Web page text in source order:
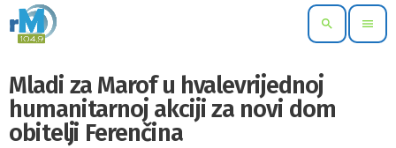
search menu
Mladi za Marof u hvalevrijednoj
humanitarnoj akciji za novi dom
obitelji Ferenčina